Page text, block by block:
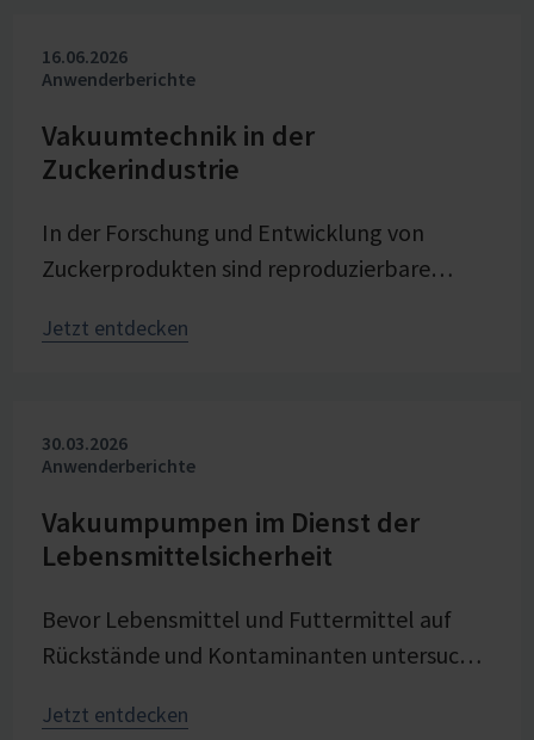
16.06.2026
Anwenderberichte
Vakuumtechnik in der
Zuckerindustrie
In der Forschung und Entwicklung von
Zuckerprodukten sind reproduzierbare
gezielt zu untersuchen und
ist Vakuum eine zentrale Stellgröße bei der
Verdampfungskristallisation im
Technikumsmaßstab. Stabile und präzise
Vakuumtechnik von VACUUBRAND trägt
Produktqualität und Energieeffizienz der
Versuche bei – nahtlos integriert in die
des Forschungsbereichs im Unternehmen.
Jetzt entdecken
30.03.2026
Anwenderberichte
Vakuumpumpen im Dienst der
Lebensmittelsicherheit
Bevor Lebensmittel und Futtermittel auf
Rückstände und Kontaminanten untersucht
Probenaufarbeitung. Vakuumtechnik spielt
Jetzt entdecken